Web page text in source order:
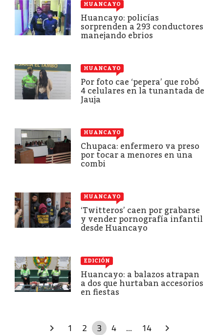
HUANCAYO
Huancayo: policías
sorprenden a 293 conductores
manejando ebrios
HUANCAYO
Por foto cae ‘pepera’ que robó
4 celulares en la tunantada de
Jauja
HUANCAYO
Chupaca: enfermero va preso
por tocar a menores en una
combi
HUANCAYO
‘Twitteros’ caen por grabarse
y vender pornografía infantil
desde Huancayo
EDICIÓN
Huancayo: a balazos atrapan
a dos que hurtaban accesorios
en fiestas
1 2 3 4 ... 14